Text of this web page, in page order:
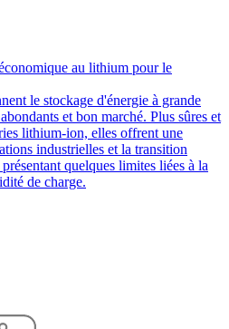
au lithium pour le
le stockage d'énergie à grande
et bon marché. Plus sûres et
lithium-ion, elles offrent une
industrielles et la transition
quelques limites liées à la
de charge.